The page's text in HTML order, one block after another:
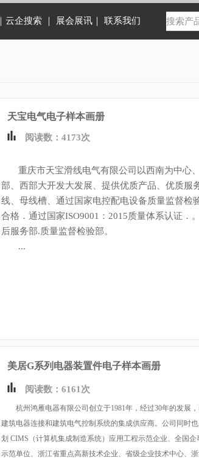
｜云企搜索 展会展讯｜ 联系我们
天宝电气电子样本画册
阅读数：4173次
重庆市天宝滑线电气有限公司以西南为中心
部、西部大开发大发展、提供优质产品、优质服
线、母线槽、通过国家电控配电设备质量监督检
合格．通过国家ISO9001：2015质量体系认证．
后服务部.质量监督检验部。
...
美居G系列电器装置件电子样本画册
阅读数：6161次
杭州鸿雁电器有限公司创立于1981年，经过30年的发展，
建筑电器连接和建筑电气控制系统的集成供应商。公司同时
划 CIMS（计算机集成制造系统）应用工程示范企业、全国企
示范单位、浙江省重点高新技术企业、省级企业技术中心、